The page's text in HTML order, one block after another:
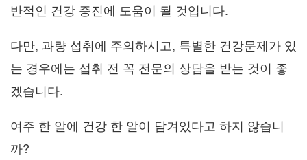
반적인 건강 증진에 도움이 될 것입니다.
다만, 과량 섭취에 주의하시고, 특별한 건강문제가 있
는 경우에는 섭취 전 꼭 전문의 상담을 받는 것이 좋
겠습니다.
여주 한 알에 건강 한 알이 담겨있다고 하지 않습니
까?